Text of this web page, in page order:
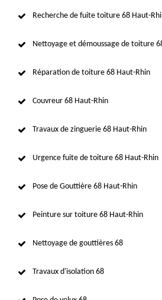
Recherche de fuite toiture 68 Haut-
Nettoyage et démoussage de toiture
Réparation de toiture 68 Haut-Rhin
Couvreur 68 Haut-Rhin
Travaux de zinguerie 68 Haut-Rhin
Urgence fuite de toiture 68 Haut-Rhin
Pose de Gouttière 68 Haut-Rhin
Peinture sur toiture 68 Haut-Rhin
Nettoyage de gouttières 68
Travaux d'isolation 68